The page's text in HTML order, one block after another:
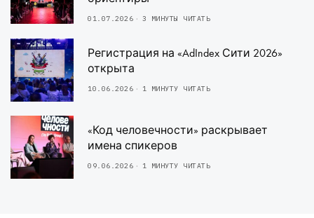
01.07.2026 3 МИНУТЫ ЧИТАТЬ
Регистрация на «AdIndex Сити 2026»
открыта
10.06.2026 1 МИНУТУ ЧИТАТЬ
«Код человечности» раскрывает
имена спикеров
09.06.2026 1 МИНУТУ ЧИТАТЬ